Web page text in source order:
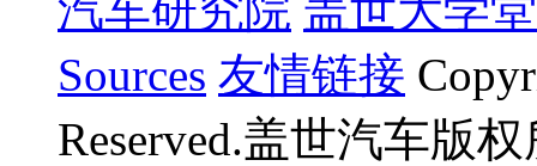
Sources 友情链接
Reserved.盖世汽车版